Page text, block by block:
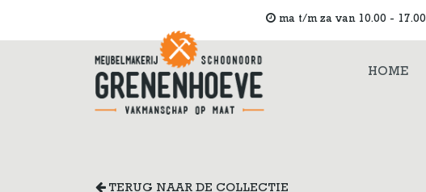
ma t/m za van 10.00 - 17.00
HOME
TERUG NAAR DE COLLECTIE